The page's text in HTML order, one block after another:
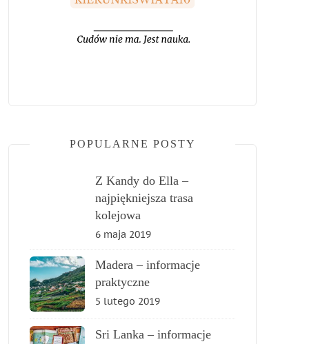
POPULARNE POSTY
Z Kandy do Ella –
najpiękniejsza trasa
kolejowa
6 maja 2019
Madera – informacje
praktyczne
5 lutego 2019
Sri Lanka – informacje